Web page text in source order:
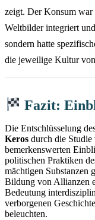
zeigt. Der Konsum
Weltbilder integriert
sondern hatte
die jeweilige Kultur
Fazit:
Die Entschlüsselung
Keros durch die
bemerkenswerten
politischen Praktiken
mächtigen Substanzen
Bildung von Allianzen
Bedeutung
verborgenen
beleuchten.